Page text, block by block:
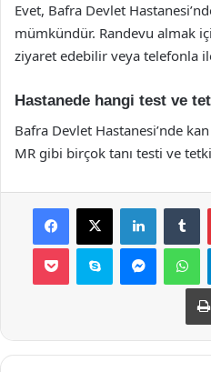
Evet, Bafra Devlet
mümkündür. Randevu almak
ziyaret edebilir veya telefonla
Hastanede hangi test ve
Bafra Devlet Hastanesi’nde
MR gibi birçok tanı testi ve
Facebook
X LinkedIn
Pocket Skype